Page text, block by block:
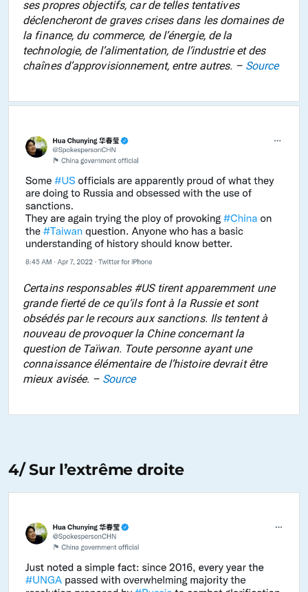
ses propres objectifs, car de telles tentatives
déclencheront de graves crises dans les domaines de
la finance, du commerce, de l’énergie, de la
technologie, de l’alimentation, de l’industrie et des
chaînes d’approvisionnement, entre autres. – Source
Certains responsables #US tirent apparemment une
grande fierté de ce qu’ils font à la Russie et sont
obsédés par le recours aux sanctions. Ils tentent à
nouveau de provoquer la Chine concernant la
question de Taïwan. Toute personne ayant une
connaissance élémentaire de l’histoire devrait être
mieux avisée. – Source
4/ Sur l’extrême droite